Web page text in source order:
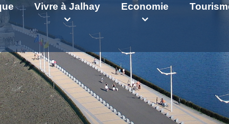
Vivre à Jalhay Economie